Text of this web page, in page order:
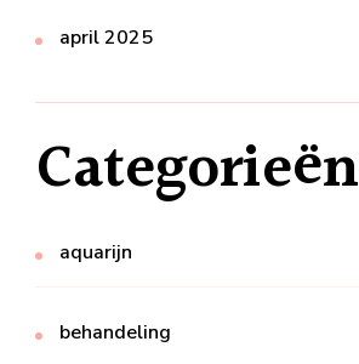
april 2025
Categorieën
aquarijn
behandeling